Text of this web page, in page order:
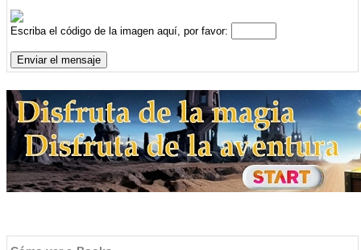
Escriba el código de la imagen aquí, por favor: